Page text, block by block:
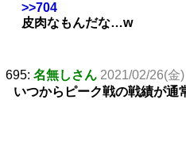
>>704
皮肉なもんだな…w
695: 名無しさん 2021/02/26(金
いつからピーク戦の戦績が通